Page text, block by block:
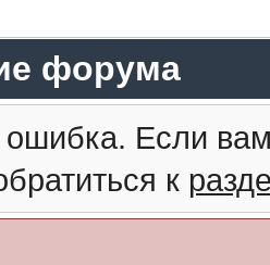
форума
Если
к